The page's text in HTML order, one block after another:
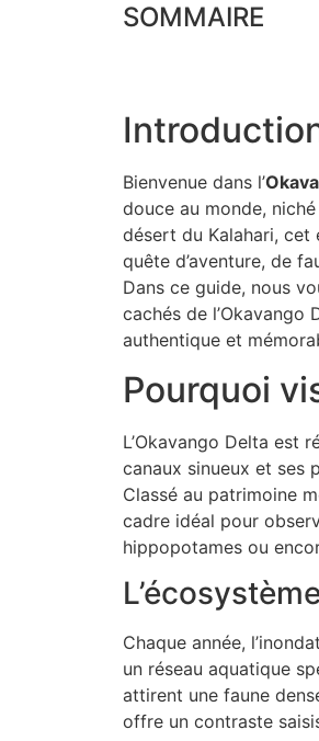
SOMMAIRE
Bienvenue dans l’
douce au monde,
désert du Kalahari, cet
quête d’aventure, de
Dans ce guide, nous
cachés de l’Okavango
authentique et
Pourquoi
L’Okavango Delta est
canaux sinueux et ses
Classé au patrimoine
cadre idéal pour
hippopotames ou
Chaque année,
un réseau aquatique
attirent une faune
offre un contraste